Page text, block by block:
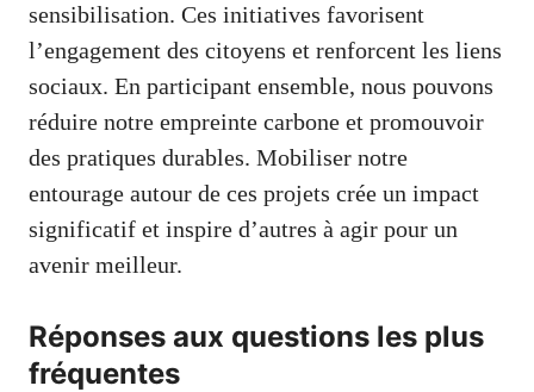
sensibilisation. Ces initiatives favorisent
l’engagement des citoyens et renforcent les liens
sociaux. En participant ensemble, nous pouvons
réduire notre empreinte carbone et promouvoir
des pratiques durables. Mobiliser notre
entourage autour de ces projets crée un impact
significatif et inspire d’autres à agir pour un
avenir meilleur.
Réponses aux questions les plus
fréquentes